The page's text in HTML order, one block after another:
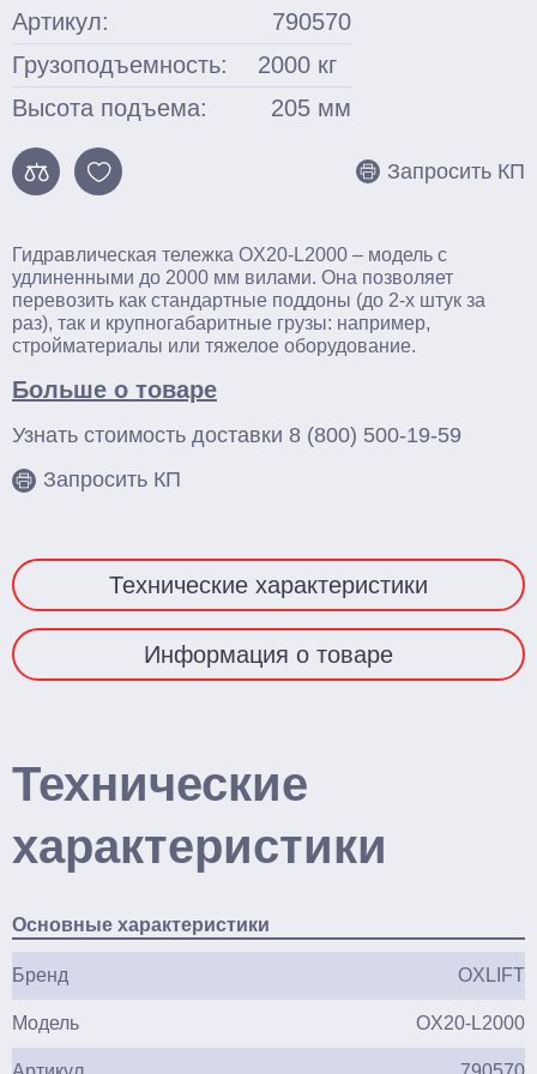
Артикул:
790570
Грузоподъемность:
2000 кг
Высота подъема:
205 мм
Запросить КП
Гидравлическая тележка OX20-L2000 – модель с
удлиненными до 2000 мм вилами. Она позволяет
перевозить как стандартные поддоны (до 2-х штук за
раз), так и крупногабаритные грузы: например,
стройматериалы или тяжелое оборудование.
Больше о товаре
Узнать стоимость доставки 8 (800) 500-19-59
Запросить КП
Технические характеристики
Информация о товаре
Технические
характеристики
Основные характеристики
Бренд OXLIFT
Модель OX20-L2000
Тельферы
Смотреть весь каталог